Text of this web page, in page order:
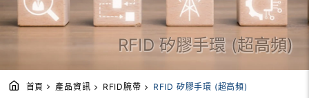
RFID 矽膠手環 (超高頻)
首頁 產品資訊 RFID腕帶 RFID 矽膠手環 (超高頻)